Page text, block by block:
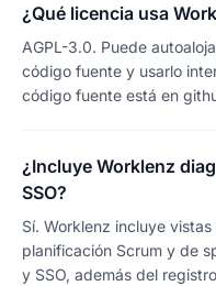
¿Qué licencia usa
AGPL-3.0. Puede
código fuente y usarlo
código fuente está en
¿Incluye Worklenz
SSO?
Sí. Worklenz incluye
planificación Scrum y de
y SSO, además del